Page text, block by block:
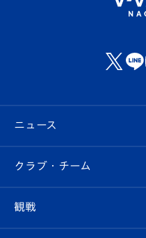
ニュース
すべて
クラブ
クラブ・チーム
観戦